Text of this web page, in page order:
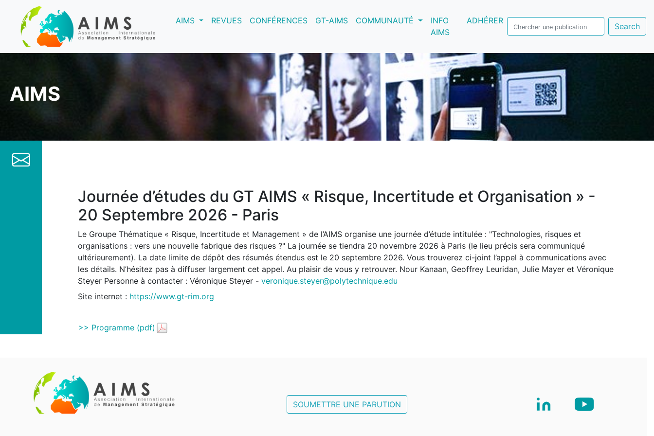
AIMS(current)REVUES CONFÉRENCES GT-AIMS COMMUNAUTÉ
INFO
AIMS
ADHÉRER
Search
AIMS
Journée d’études du GT AIMS « Risque, Incertitude et Organisation » -
20 Septembre 2026 - Paris
Le Groupe Thématique « Risque, Incertitude et Management » de l’AIMS organise une journée d’étude intitulée : "Technologies, risques et
organisations : vers une nouvelle fabrique des risques ?" La journée se tiendra 20 novembre 2026 à Paris (le lieu précis sera communiqué
ultérieurement). La date limite de dépôt des résumés étendus est le 20 septembre 2026. Vous trouverez ci-joint l’appel à communications avec
les détails. N’hésitez pas à diffuser largement cet appel. Au plaisir de vous y retrouver. Nour Kanaan, Geoffrey Leuridan, Julie Mayer et Véronique
Steyer Personne à contacter :Véronique Steyer - veronique.steyer@polytechnique.edu
Site internet : https://www.gt-rim.org
>> Programme (pdf)
SOUMETTRE UNE PARUTION